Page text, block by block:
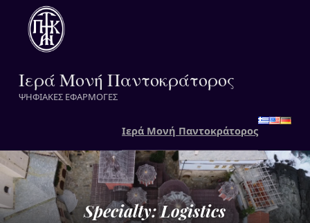
Ιερά Μονή Παντοκράτορος
ΨΗΦΙΑΚΕΣ ΕΦΑΡΜΟΓΕΣ
Ιερά Μονή Παντοκράτορος
Specialty:Logistics